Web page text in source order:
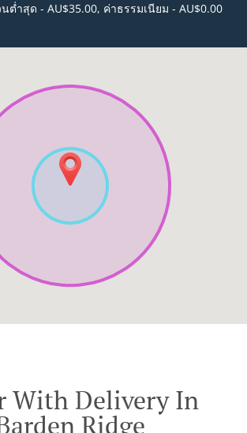
ต่ำสุด - AU$35.00, ค่าธรรมเนียม - AU$0.00
With Delivery In
Ridge